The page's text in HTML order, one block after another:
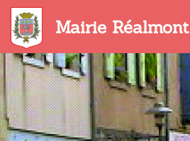
Aller
contenu
principal
Mairie Réalmont